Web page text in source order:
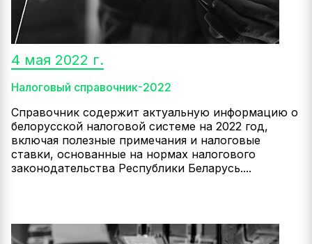
4 мая 2022 г.
Налоговый справочник-2022
Справочник содержит актуальную информацию о
белорусской налоговой системе на 2022 год,
включая полезные примечания и налоговые
ставки, основанные на нормах налогового
законодательства Республики Беларусь....